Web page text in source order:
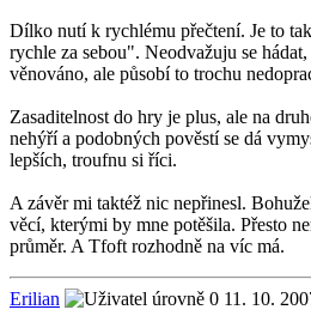
Dílko nutí k rychlému přečtení. Je to
rychle za sebou". Neodvažuju se
věnováno, ale působí to trochu
Zasaditelnost do hry je plus, ale na
nehýří a podobných pověstí se dá
lepších, troufnu si říci.
A závěr mi taktéž nic nepřinesl.
věcí, kterými by mne potěšila. Přesto
průměr. A Tfoft rozhodně na víc má.
Erilian
11. 10.